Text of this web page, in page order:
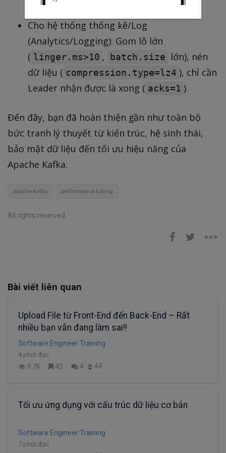
dữ liệu.
Cho hệ thống thống kê/Log
(Analytics/Logging): Gom lô lớn
( linger.ms>10 , batch.size
lớn), nén
dữ liệu ( compression.type=lz4 ), chỉ cần
Leader nhận được là xong ( acks=1 ).
Đến đây, bạn đã hoàn thiện gần như toàn bộ
bức tranh lý thuyết từ kiến trúc, hệ sinh thái,
bảo mật dữ liệu đến tối ưu hiệu năng của
Apache Kafka.
apache kafka performance tuning
All rights reserved
Bài viết liên quan
Upload File từ Front-End đến Back-End – Rất
nhiều bạn vẫn đang làm sai!!
Software Engineer Training
4 phút đọc
9.7K 45 4 44
Tối ưu ứng dụng với cấu trúc dữ liệu cơ bản
Software Engineer Training
7 phút đọc